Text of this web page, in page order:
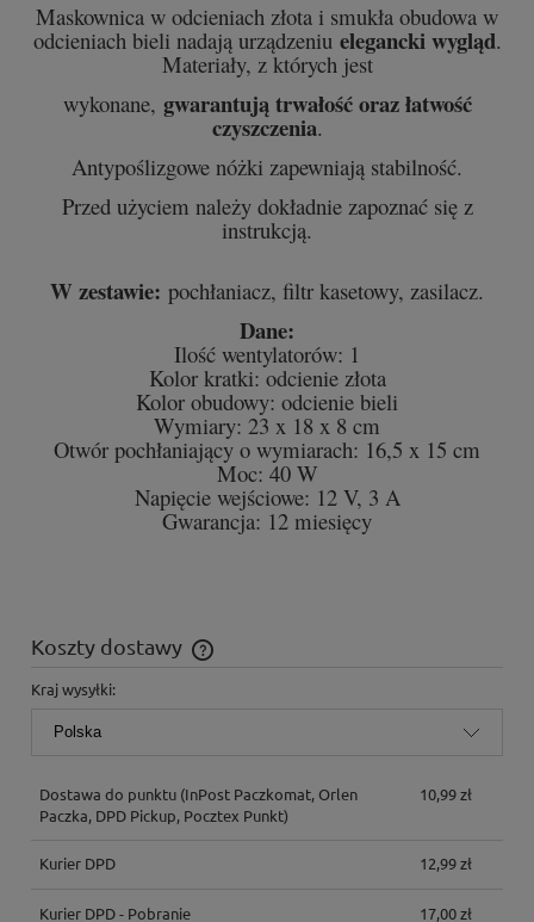
Maskownica w odcieniach złota i smukła obudowa w
odcieniach bieli nadają urządzeniu elegancki wygląd.
Materiały, z których jest
wykonane, gwarantują trwałość oraz łatwość
czyszczenia.
Antypoślizgowe nóżki zapewniają stabilność.
Przed użyciem należy dokładnie zapoznać się z
instrukcją.
W zestawie: pochłaniacz, filtr kasetowy, zasilacz.
Dane:
Ilość wentylatorów: 1
Kolor kratki: odcienie złota
Kolor obudowy: odcienie bieli
Wymiary: 23 x 18 x 8 cm
Otwór pochłaniający o wymiarach: 16,5 x 15 cm
Moc: 40 W
Napięcie wejściowe: 12 V, 3 A
Gwarancja: 12 miesięcy
Koszty dostawy
Cena nie zawiera ewentualnych kosztów płatności
Kraj wysyłki:
Dostawa do punktu(InPost Paczkomat, Orlen
Paczka, DPD Pickup, Pocztex Punkt)
10,99 zł
Kurier DPD 12,99 zł
Kurier DPD - Pobranie 17,00 zł